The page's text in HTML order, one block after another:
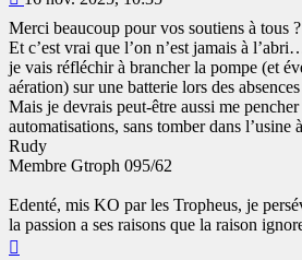
Merci beaucoup pour vos soutiens à tous ?
Et c’est vrai que l’on n’est jamais à
je vais réfléchir à brancher la pompe (et
aération) sur une batterie lors des
Mais je devrais peut-être aussi me
automatisations, sans tomber dans l’usine
Rudy
Membre Gtroph 095/62
Edenté, mis KO par les Tropheus, je
la passion a ses raisons que la raison